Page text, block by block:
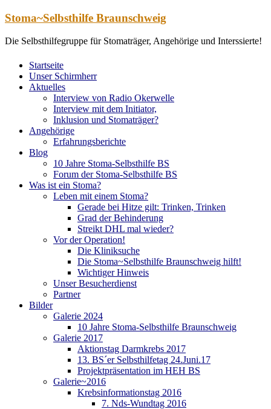
Zum
springen
Stoma~Selbsthilfe Braunschweig
Die Selbsthilfegruppe für Stomaträger, Angehörige und Interssierte!
Startseite
Unser Schirmherr
Aktuelles
Interview von Radio Okerwelle
Interview mit dem Initiator,
Inklusion und Stomaträger?
Angehörige
Erfahrungsberichte
Blog
10 Jahre Stoma-Selbsthilfe BS
Forum der Stoma-Selbsthilfe BS
Was ist ein Stoma?
Leben mit einem Stoma?
Gerade bei Hitze gilt: Trinken, Trinken
Grad der Behinderung
Streikt DHL mal wieder?
Vor der Operation!
Die Kliniksuche
Die Stoma~Selbsthilfe Braunschweig hilft!
Wichtiger Hinweis
Unser Besucherdienst
Partner
Bilder
Galerie 2024
10 Jahre Stoma-Selbsthilfe Braunschweig
Galerie 2017
Aktionstag Darmkrebs 2017
13. BS´er Selbsthilfetag 24.Juni.17
Projektpräsentation im HEH BS
Galerie~2016
Krebsinformationstag 2016
7. Nds-Wundtag 2016